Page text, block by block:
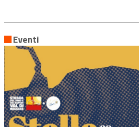
Eventi